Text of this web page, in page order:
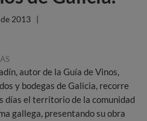
2013 |
autor de la Guía de Vinos,
y bodegas de Galicia, recorre
días el territorio de la comunidad
gallega, presentando su obra